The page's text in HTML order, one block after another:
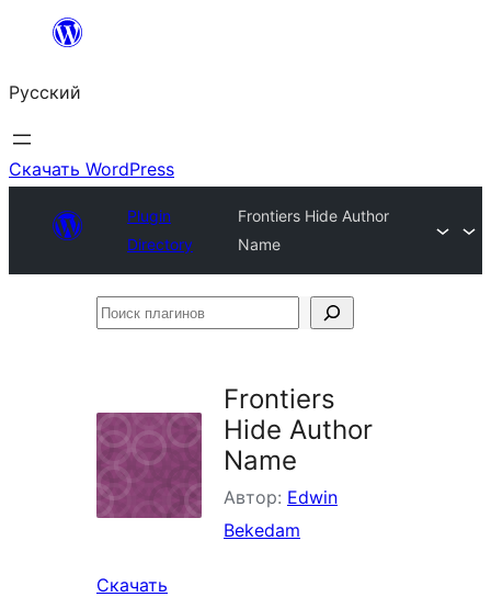
Перейти
содержимому
Русский
Скачать WordPress
Plugin
Directory
Frontiers Hide Author
Name
Поиск
Frontiers
Hide Author
Name
Автор: Edwin
Bekedam
Скачать